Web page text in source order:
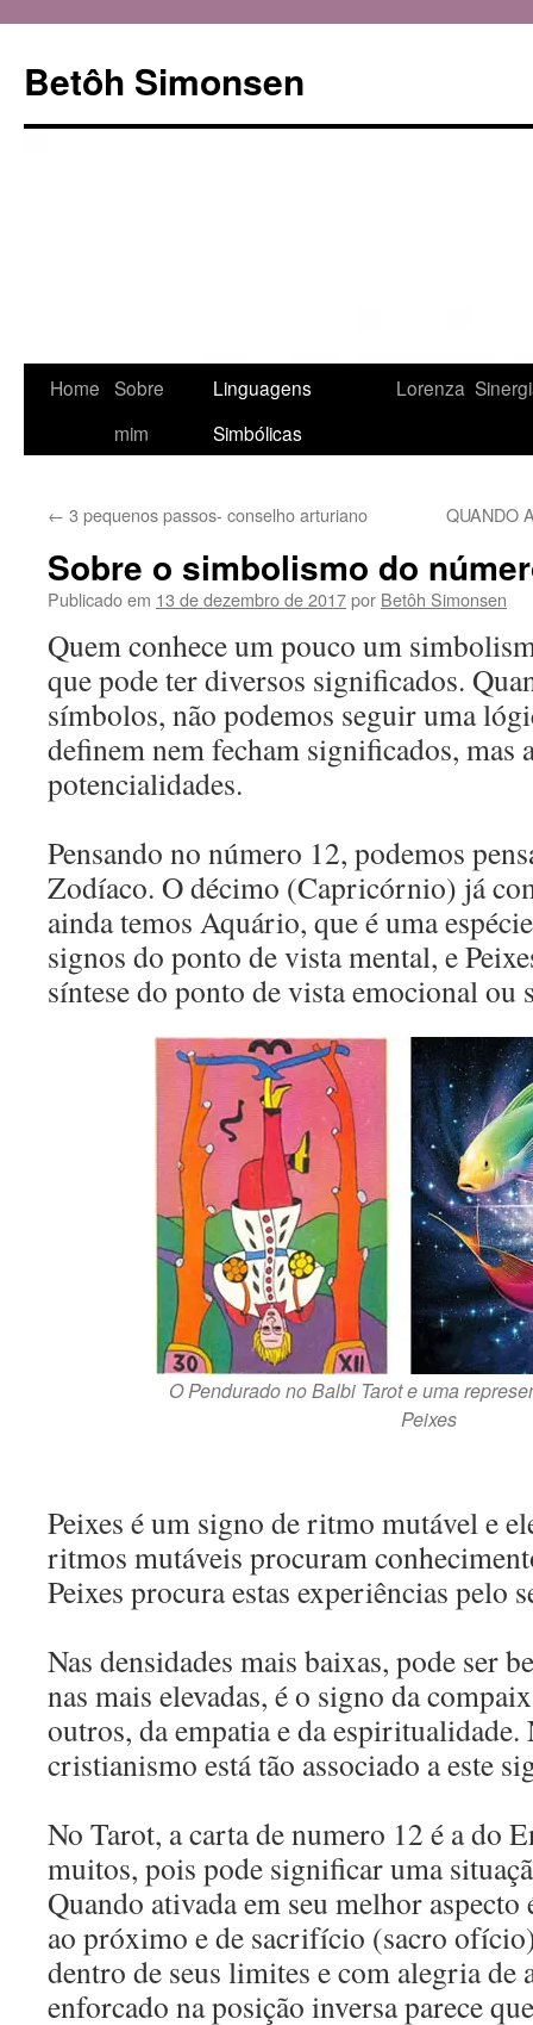
Betôh Simonsen
Pular
conteúdo
Home Sobre
mim
Linguagens
Simbólicas
Lorenza
← 3 pequenos passos- conselho arturiano QUANDO
Sobre o simbolismo do
Publicado em 13 de dezembro de 2017por Betôh Simonsen
Quem conhece um pouco um
que pode ter diversos significados.
símbolos, não podemos seguir uma
definem nem fecham significados, mas
potencialidades.
Pensando no número 12, podemos
Zodíaco. O décimo (Capricórnio) já
ainda temos Aquário, que é uma
signos do ponto de vista mental, e
síntese do ponto de vista emocional ou
O Pendurado no Balbi Tarot e uma
Peixes
Peixes é um signo de ritmo mutável e
ritmos mutáveis procuram
Peixes procura estas experiências pelo
Nas densidades mais baixas, pode ser
nas mais elevadas, é o signo da
outros, da empatia e da espiritualidade.
cristianismo está tão associado a este
No Tarot, a carta de numero 12 é a do
muitos, pois pode significar uma
Quando ativada em seu melhor
ao próximo e de sacrifício (sacro
dentro de seus limites e com alegria de
enforcado na posição inversa parece